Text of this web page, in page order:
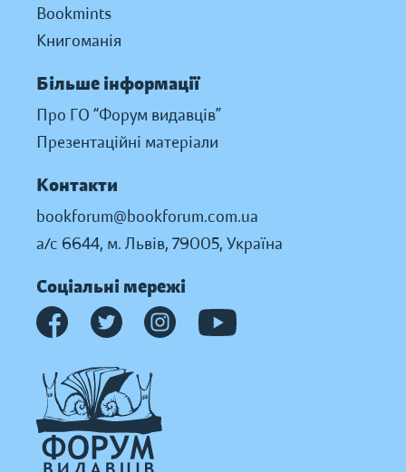
Bookmints
Книгоманія
Більше інформації
Про ГО “Форум видавців”
Презентаційні матеріали
Контакти
bookforum@bookforum.com.ua
а/с 6644, м. Львів, 79005, Україна
Соціальні мережі